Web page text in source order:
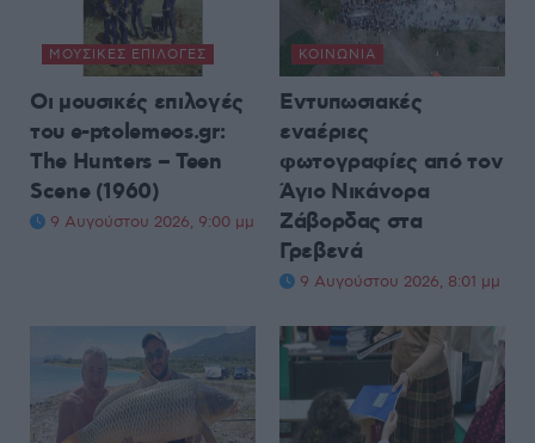
ΜΟΥΣΙΚΈΣ ΕΠΙΛΟΓΈΣ
Οι μουσικές επιλογές
του e-ptolemeos.gr:
The Hunters – Teen
Scene (1960)
9 Αυγούστου 2026, 9:00 μμ
ΚΟΙΝΩΝΊΑ
Εντυπωσιακές
εναέριες
φωτογραφίες από τον
Άγιο Νικάνορα
Ζάβορδας στα
Γρεβενά
9 Αυγούστου 2026, 8:01 μμ